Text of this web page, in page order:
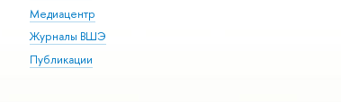
Медиацентр
Журналы ВШЭ
Публикации